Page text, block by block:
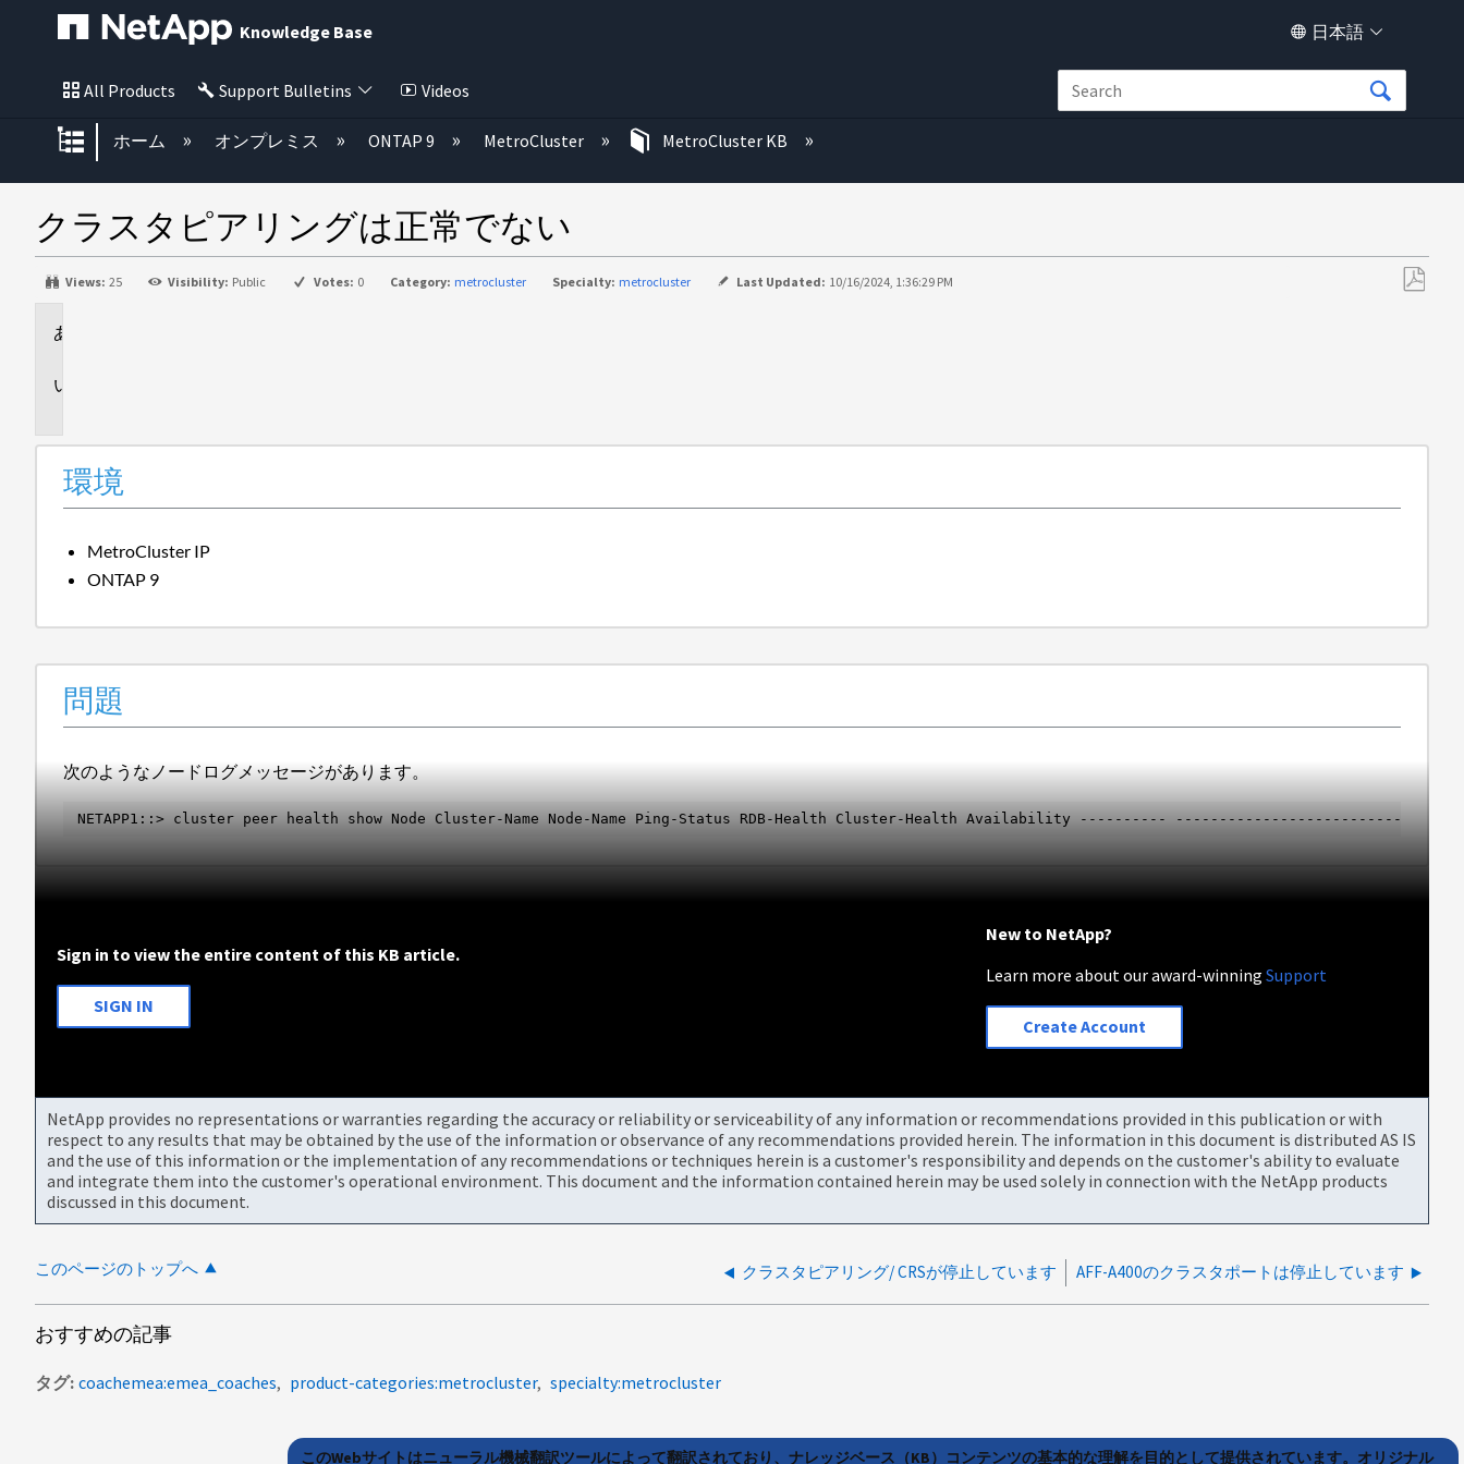
Knowledge Base 日本語
All Products Support Bulletins Videos
グローバル階層を展開/折りたたむ
ホーム オンプレミス ONTAP 9 MetroCluster MetroCluster KB
クラスタピアリングは正常でない
Views: 25 Visibility: Public Votes: 0 Category: metrocluster Specialty: metrocluster Last Updated: 10/16/2024, 1:36:29 PM
環境
MetroCluster IP
ONTAP 9
問題
次のようなノードログメッセージがあります。
NETAPP1::> cluster peer health show Node Cluster-Name Node-Name Ping-Status RDB-Health Cluster-Health Availability ---------- ---------------------------
Sign in to view the entire content of this KB article.
SIGN IN
New to NetApp?
Learn more about our award-winningSupport
Create Account
NetApp provides no representations or warranties regarding the accuracy or reliability or serviceability of any information or recommendations provided in this publication or with
respect to any results that may be obtained by the use of the information or observance of any recommendations provided herein. The information in this document is distributed AS IS
and the use of this information or the implementation of any recommendations or techniques herein is a customer's responsibility and depends on the customer's ability to evaluate
and integrate them into the customer's operational environment. This document and the information contained herein may be used solely in connection with the NetApp products
discussed in this document.
このページのトップへ クラスタピアリング/ CRSが停止しています AFF-A400のクラスタポートは停止しています
おすすめの記事
タグ coachemea:emea_coaches product-categories:metrocluster specialty:metrocluster
このWebサイトはニューラル機械翻訳ツールによって翻訳されており、ナレッジベース（KB）コンテンツの基本的な理解を目的として提供されています。オリジナル